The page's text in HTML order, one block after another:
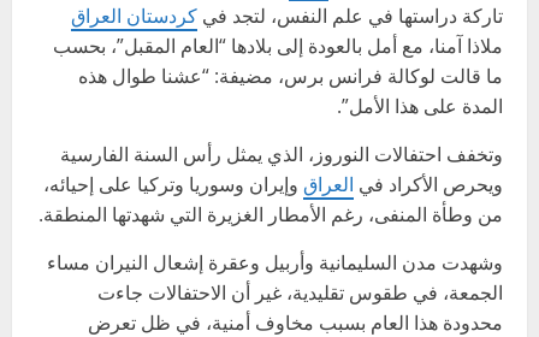
تاركة دراستها في علم النفس، لتجد في كردستان العراق
ملاذا آمنا، مع أمل بالعودة إلى بلادها “العام المقبل”، بحسب
ما قالت لوكالة فرانس برس، مضيفة: “عشنا طوال هذه
المدة على هذا الأمل”.
وتخفف احتفالات النوروز، الذي يمثل رأس السنة الفارسية
ويحرص الأكراد في العراق وإيران وسوريا وتركيا على إحيائه،
من وطأة المنفى، رغم الأمطار الغزيرة التي شهدتها المنطقة.
وشهدت مدن السليمانية وأربيل وعقرة إشعال النيران مساء
الجمعة، في طقوس تقليدية، غير أن الاحتفالات جاءت
محدودة هذا العام بسبب مخاوف أمنية، في ظل تعرض